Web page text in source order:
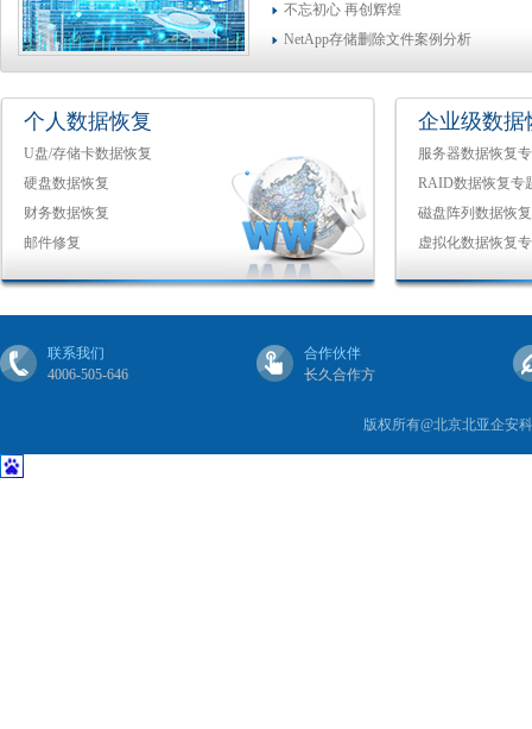
不忘初心 再创辉煌
NetApp存储删除文件案例分析
个人数据恢复
U盘/存储卡数据恢复
硬盘数据恢复
财务数据恢复
邮件修复
企业级数据
服务器数据恢复
RAID数据恢复专
磁盘阵列数据恢
虚拟化数据恢复
联系我们
4006-505-646
合作伙伴
长久合作方
版权所有@北京北亚企安